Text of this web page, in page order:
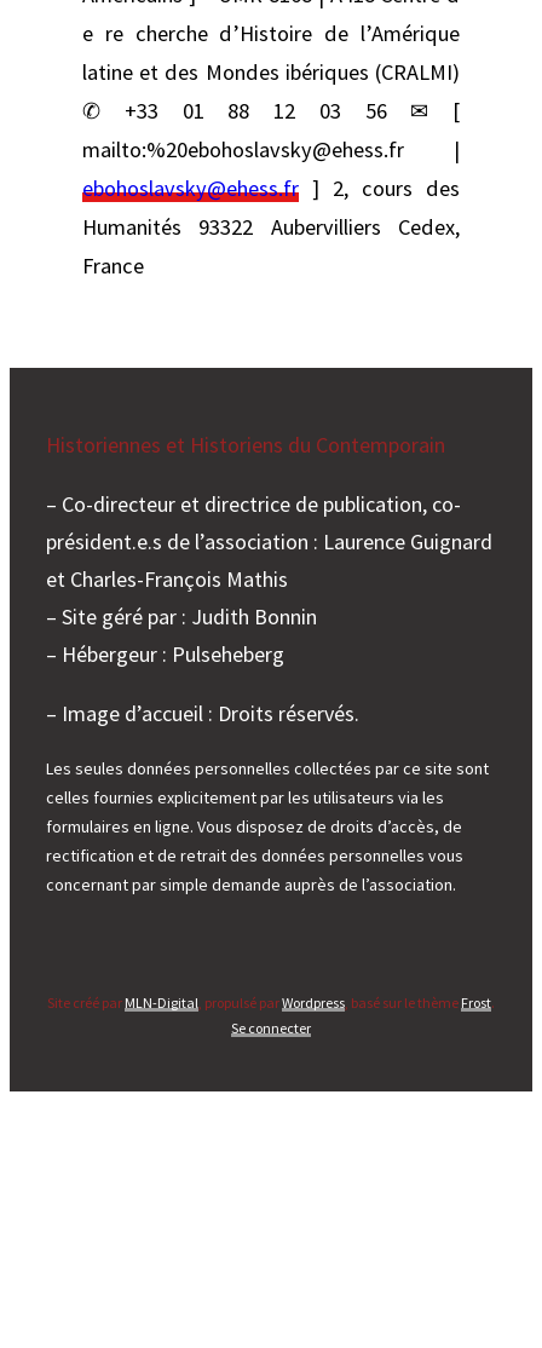
e re cherche d’Histoire de l’Amérique
latine et des Mondes ibériques (CRALMI)
✆ +33 01 88 12 03 56 ✉ [
mailto:%20ebohoslavsky@ehess.fr |
ebohoslavsky@ehess.fr ] 2, cours des
Humanités 93322 Aubervilliers Cedex,
France
Historiennes et Historiens du Contemporain
– Co-directeur et directrice de publication, co-
président.e.s de l’association : Laurence Guignard
et Charles-François Mathis
– Site géré par : Judith Bonnin
– Hébergeur : Pulseheberg
– Image d’accueil : Droits réservés.
Les seules données personnelles collectées par ce site sont
celles fournies explicitement par les utilisateurs via les
formulaires en ligne. Vous disposez de droits d’accès, de
rectification et de retrait des données personnelles vous
concernant par simple demande auprès de l’association.
Site créé par MLN-Digital, propulsé parWordpress, basé sur le thème Frost.
Se connecter